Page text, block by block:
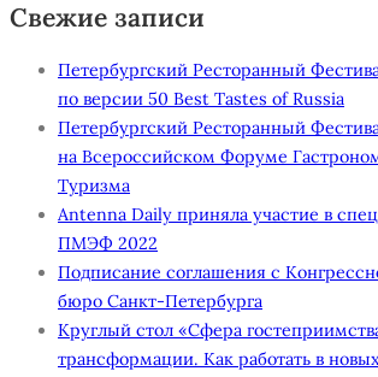
Свежие записи
Петербургский Ресторанный
по версии 50 Best Tastes of Russia
Петербургский Ресторанный
на Всероссийском Форуме
Туризма
Antenna Daily приняла участие в
ПМЭФ 2022
Подписание соглашения с
бюро Санкт-Петербурга
Круглый стол «Сфера
трансформации. Как работать в